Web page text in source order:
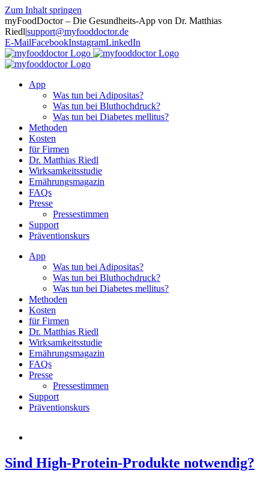
Zum Inhalt springen
myFoodDoctor – Die Gesundheits-App von Dr. Matthias
Riedl|support@myfooddoctor.de
E-MailFacebookInstagramLinkedIn
App
Was tun bei Adipositas?
Was tun bei Bluthochdruck?
Was tun bei Diabetes mellitus?
Methoden
Kosten
für Firmen
Dr. Matthias Riedl
Wirksamkeitsstudie
Ernährungsmagazin
FAQs
Presse
Pressestimmen
Support
Präventionskurs
App
Was tun bei Adipositas?
Was tun bei Bluthochdruck?
Was tun bei Diabetes mellitus?
Methoden
Kosten
für Firmen
Dr. Matthias Riedl
Wirksamkeitsstudie
Ernährungsmagazin
FAQs
Presse
Pressestimmen
Support
Präventionskurs
Sind High-Protein-Produkte notwendig?